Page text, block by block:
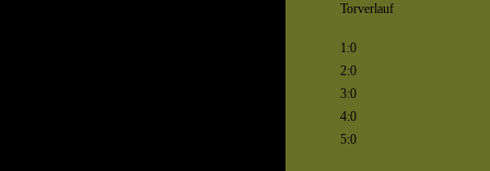
Torverlauf
1:0
2:0
3:0
4:0
5:0